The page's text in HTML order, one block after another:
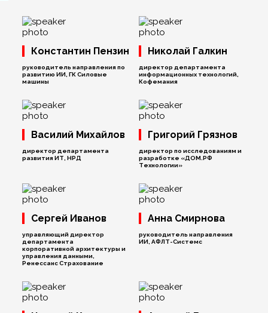
Константин Пензин
руководитель направления по
развитию ИИ, ГК Силовые
машины
Николай Галкин
директор департамента
информационных технологий,
Кофемания
Василий Михайлов
директор департамента
развития ИТ, НРД
Григорий Грязнов
директор по исследованиям и
разработке «ДОМ.РФ
Технологии»
Сергей Иванов
управляющий директор
департамента
корпоративной архитектуры и
управления данными,
Ренессанс Страхование
Анна Смирнова
руководитель направления
ИИ, АФЛТ-Системс